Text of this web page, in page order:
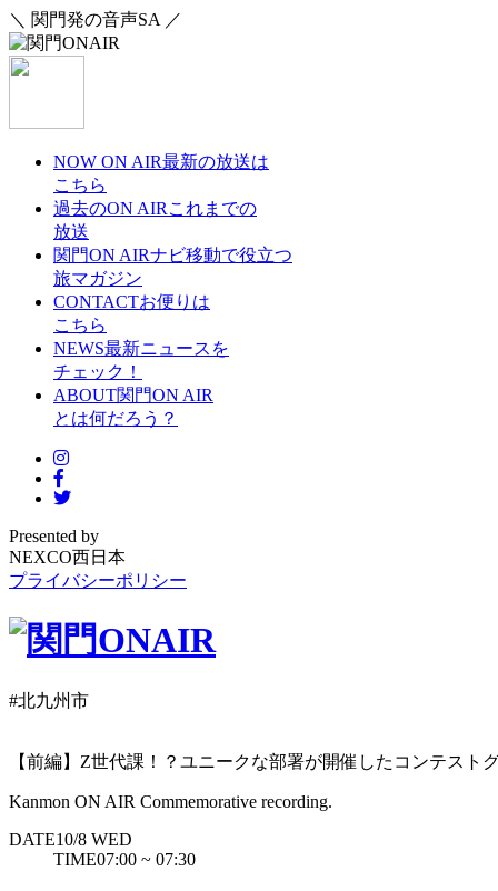
＼ 関門発の音声SA ／
NOW ON AIR最新の放送は
こちら
過去のON AIR これまでの
放送
関門ON AIRナビ移動で役立つ
旅マガジン
CONTACTお便りは
こちら
NEWS最新ニュースを
チェック！
ABOUT関門ON AIR
とは何だろう？
Presented by
NEXCO西日本
プライバシーポリシー
#北九州市
【前編】Z世代課！？ユニークな部署が開催したコンテス
Kanmon ON AIR Commemorative recording.
DATE10/8 WED
TIME07:00 ~ 07:30